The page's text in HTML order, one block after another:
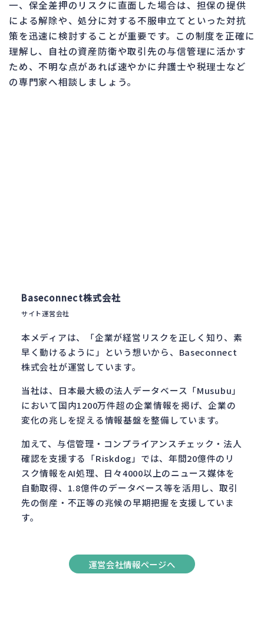
一、保全差押のリスクに直面した場合は、担保の提供
による解除や、処分に対する不服申立てといった対抗
策を迅速に検討することが重要です。この制度を正確に
理解し、自社の資産防衛や取引先の与信管理に活かす
ため、不明な点があれば速やかに弁護士や税理士など
の専門家へ相談しましょう。
Baseconnect株式会社
サイト運営会社
本メディアは、「企業が経営リスクを正しく知り、素
早く動けるように」という想いから、Baseconnect
株式会社が運営しています。
当社は、日本最大級の法人データベース「Musubu」
において国内1200万件超の企業情報を掲げ、企業の
変化の兆しを捉える情報基盤を整備しています。
加えて、与信管理・コンプライアンスチェック・法人
確認を支援する「Riskdog」では、年間20億件のリ
スク情報をAI処理、日々4000以上のニュース媒体を
自動取得、1.8億件のデータベース等を活用し、取引
先の倒産・不正等の兆候の早期把握を支援していま
す。
運営会社情報ページへ